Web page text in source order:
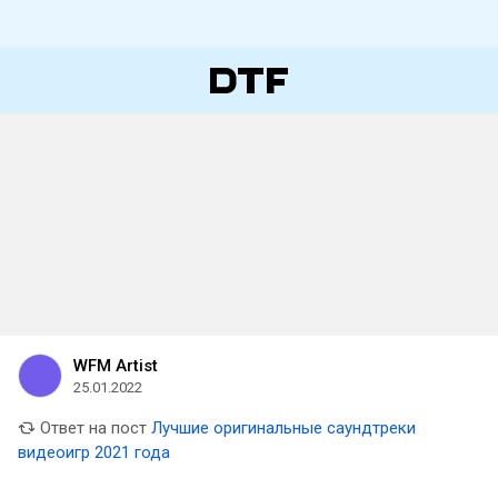
WFM Artist
25.01.2022
Ответ на пост Лучшие оригинальные саундтреки
видеоигр 2021 года